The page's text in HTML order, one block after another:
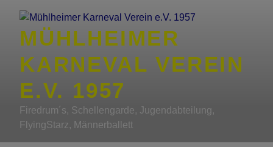
Inhalt
springenMÜHLHEIMER
KARNEVAL VEREIN
E.V. 1957
Firedrum´s, Schellengarde, Jugendabteilung,
FlyingStarz, Männerballett